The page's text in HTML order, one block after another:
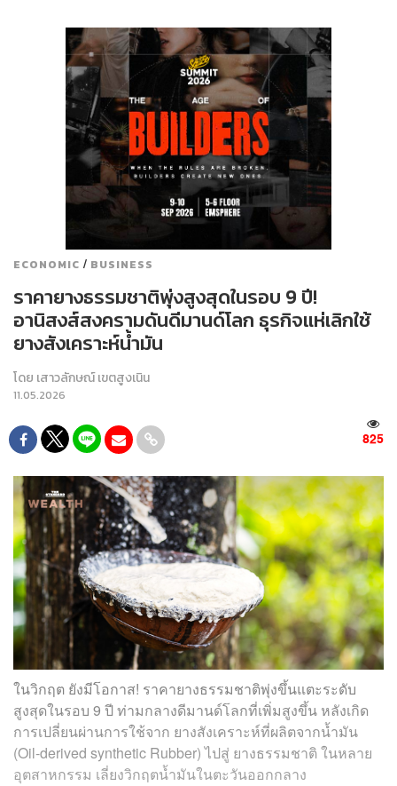
ECONOMIC / BUSINESS
ราคายางธรรมชาติพุ่งสูงสุดในรอบ 9 ปี!
อานิสงส์สงครามดันดีมานด์โลก ธุรกิจแห่เลิกใช้
ยางสังเคราะห์น้ำมัน
โดย เสาวลักษณ์ เขตสูงเนิน
11.05.2026
825
ในวิกฤต ยังมีโอกาส! ราคายางธรรมชาติพุ่งขึ้นแตะระดับ
สูงสุดในรอบ 9 ปี ท่ามกลางดีมานด์โลกที่เพิ่มสูงขึ้น หลังเกิด
การเปลี่ยนผ่านการใช้จาก ยางสังเคราะห์ที่ผลิตจากน้ำมัน
(Oil-derived synthetic Rubber) ไปสู่ ยางธรรมชาติ ในหลาย
อุตสาหกรรม เลี่ยงวิกฤตน้ำมันในตะวันออกกลาง